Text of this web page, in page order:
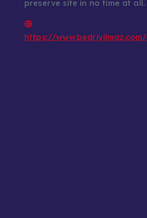
preserve site in no time at all.
https://www.bedriyilmaz.com/